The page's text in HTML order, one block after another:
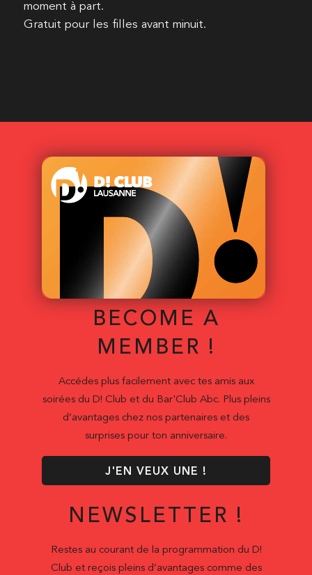
moment à part.
Gratuit pour les filles avant minuit.
BECOME A
MEMBER !
Accédes plus facilement avec tes amis aux
soirées du D! Club et du Bar'Club Abc. Plus pleins
d’avantages chez nos partenaires et des
surprises pour ton anniversaire.
J'EN VEUX UNE !
NEWSLETTER !
Restes au courant de la programmation du D!
Club et reçois pleins d’avantages comme des